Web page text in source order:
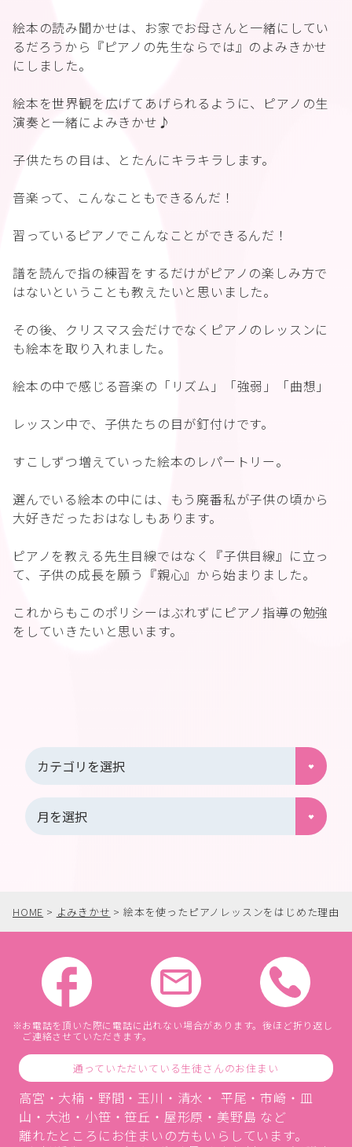
絵本の読み聞かせは、お家でお母さんと一緒にしてい
るだろうから『ピアノの先生ならでは』のよみきかせ
にしました。
絵本を世界観を広げてあげられるように、ピアノの生
演奏と一緒によみきかせ♪
子供たちの目は、とたんにキラキラします。
音楽って、こんなこともできるんだ！
習っているピアノでこんなことができるんだ！
譜を読んで指の練習をするだけがピアノの楽しみ方で
はないということも教えたいと思いました。
その後、クリスマス会だけでなくピアノのレッスンに
も絵本を取り入れました。
絵本の中で感じる音楽の「リズム」「強弱」「曲想」
レッスン中で、子供たちの目が釘付けです。
すこしずつ増えていった絵本のレパートリー。
選んでいる絵本の中には、もう廃番私が子供の頃から
大好きだったおはなしもあります。
ピアノを教える先生目線ではなく『子供目線』に立っ
て、子供の成長を願う『親心』から始まりました。
これからもこのポリシーはぶれずにピアノ指導の勉強
をしていきたいと思います。
HOME > よみきかせ >絵本を使ったピアノレッスンをはじめた理由
お電話を頂いた際に電話に出れない場合があります。後ほど折り返し
ご連絡させていただきます。
通っていただいている生徒さんのお住まい
高宮・大楠・野間・玉川・清水・ 平尾・市崎・皿
山・大池・小笹・笹丘・屋形原・美野島 など
離れたところにお住まいの方もいらしています。